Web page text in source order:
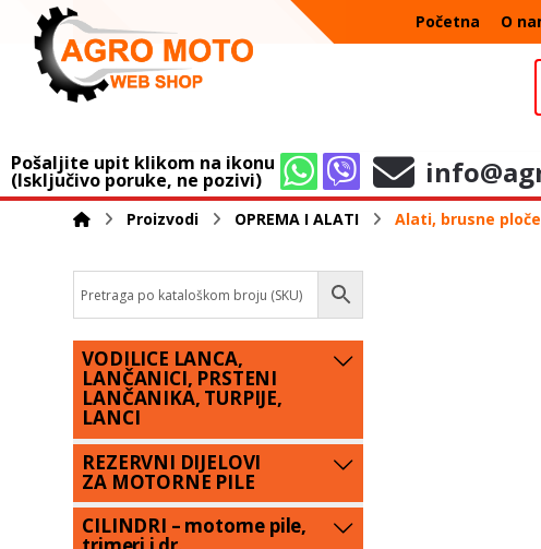
Početna O
Pošaljite upit klikom na ikonu
(Isključivo poruke, ne pozivi)
Proizvodi OPREMA I ALATI Alati, brusne
VODILICE LANCA,
LANČANICI, PRSTENI
LANČANIKA, TURPIJE,
LANCI
REZERVNI DIJELOVI
ZA MOTORNE PILE
CILINDRI – motorne pile,